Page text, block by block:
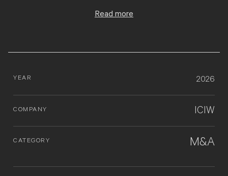
Read more
YEAR 2026
COMPANY ICIW
CATEGORY M&A